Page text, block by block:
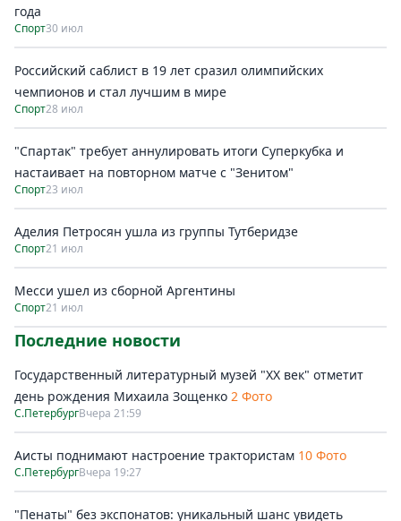
года
Спорт30 июл
Российский саблист в 19 лет сразил олимпийских
чемпионов и стал лучшим в мире
Спорт28 июл
"Спартак" требует аннулировать итоги Суперкубка и
настаивает на повторном матче с "Зенитом"
Спорт23 июл
Аделия Петросян ушла из группы Тутберидзе
Спорт21 июл
Месси ушел из сборной Аргентины
Спорт21 июл
Последние новости
Государственный литературный музей "ХХ век" отметит
день рождения Михаила Зощенко 2 Фото
С.ПетербургВчера 21:59
Аисты поднимают настроение трактористам 10 Фото
С.ПетербургВчера 19:27
"Пенаты" без экспонатов: уникальный шанс увидеть